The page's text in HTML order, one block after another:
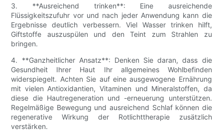
3. **Ausreichend trinken**: Eine ausreichende
Flüssigkeitszufuhr vor und nach jeder Anwendung kann die
Ergebnisse deutlich verbessern. Viel Wasser trinken hilft,
Giftstoffe auszuspülen und den Teint zum Strahlen zu
bringen.
4. **Ganzheitlicher Ansatz**: Denken Sie daran, dass die
Gesundheit Ihrer Haut Ihr allgemeines Wohlbefinden
widerspiegelt. Achten Sie auf eine ausgewogene Ernährung
mit vielen Antioxidantien, Vitaminen und Mineralstoffen, da
diese die Hautregeneration und -erneuerung unterstützen.
Regelmäßige Bewegung und ausreichend Schlaf können die
regenerative Wirkung der Rotlichttherapie zusätzlich
verstärken.